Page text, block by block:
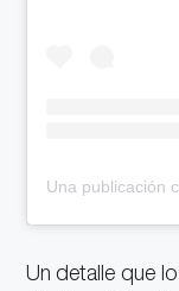
Un detalle que